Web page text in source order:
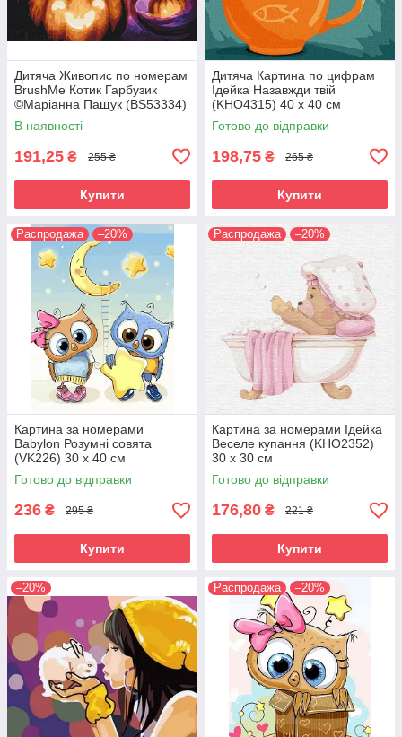
Дитяча Живопис по номерам
BrushMe Котик Гарбузик
©Маріанна Пащук (BS53334)
40 х 50 см
В наявності
191,25 ₴ 255 ₴
Купити
Дитяча Картина по цифрам
Ідейка Назавжди твій
(KHO4315) 40 х 40 см
Готово до відправки
198,75 ₴ 265 ₴
Купити
Распродажа –20%
Картина за номерами
Babylon Розумні совята
(VK226) 30 х 40 см
Готово до відправки
236 ₴ 295 ₴
Купити
Распродажа –20%
Картина за номерами Ідейка
Веселе купання (KHO2352)
30 х 30 см
Готово до відправки
176,80 ₴ 221 ₴
Купити
–20% Распродажа –20%